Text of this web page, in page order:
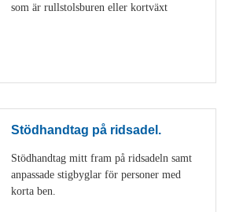
som är rullstolsburen eller kortväxt
Stödhandtag på ridsadel.
Stödhandtag mitt fram på ridsadeln samt
anpassade stigbyglar för personer med
korta ben.